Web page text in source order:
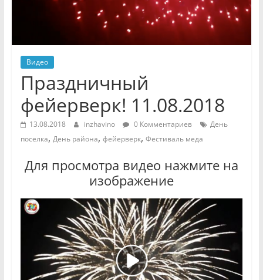
Видео
Праздничный
фейерверк! 11.08.2018
13.08.2018 inzhavino 0 Комментариев
День
поселка, День района, фейерверк, Фестиваль меда
Для просмотра видео нажмите на
изображение